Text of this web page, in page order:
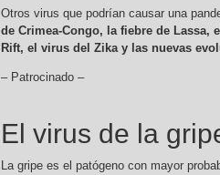
Otros virus que podrían causar una
de Crimea-Congo, la fiebre de Lassa,
Rift, el virus del Zika y las nuevas
– Patrocinado –
El virus de la
La gripe es el patógeno con mayor